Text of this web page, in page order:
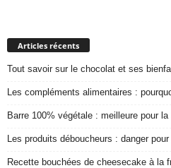
Articles récents
Tout savoir sur le chocolat et ses
Les compléments alimentaires :
Barre 100% végétale : meilleure pour la
Les produits déboucheurs : danger
Recette bouchées de cheesecake à la